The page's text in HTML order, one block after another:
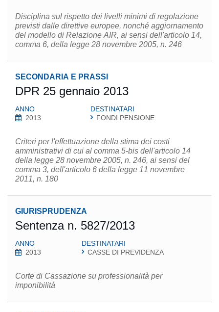
Disciplina sul rispetto dei livelli minimi di regolazione
previsti dalle direttive europee, nonché aggiornamento
del modello di Relazione AIR, ai sensi dell'articolo 14,
comma 6, della legge 28 novembre 2005, n. 246
SECONDARIA E PRASSI
DPR 25 gennaio 2013
ANNO
2013
DESTINATARI
FONDI PENSIONE
Criteri per l'effettuazione della stima dei costi
amministrativi di cui al comma 5-bis dell'articolo 14
della legge 28 novembre 2005, n. 246, ai sensi del
comma 3, dell'articolo 6 della legge 11 novembre
2011, n. 180
GIURISPRUDENZA
Sentenza n. 5827/2013
ANNO
2013
DESTINATARI
CASSE DI PREVIDENZA
Corte di Cassazione su professionalità per
imponibilità